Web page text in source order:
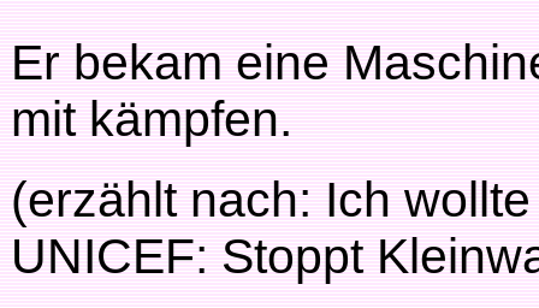
Er bekam eine
mit kämpfen.
(erzählt nach: Ich
UNICEF: Stoppt